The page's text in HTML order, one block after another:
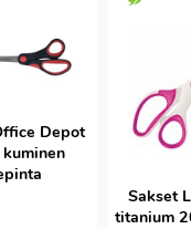
Depot
Sakset
titanium